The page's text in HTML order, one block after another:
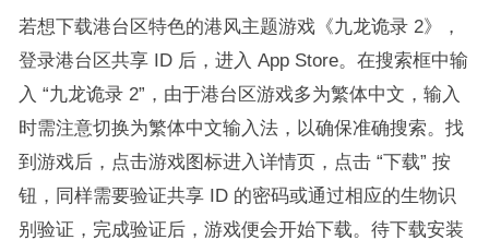
若想下载港台区特色的港风主题游戏《九龙诡录 2》，
登录港台区共享 ID 后，进入 App Store。在搜索框中输
入 “九龙诡录 2”，由于港台区游戏多为繁体中文，输入
时需注意切换为繁体中文输入法，以确保准确搜索。找
到游戏后，点击游戏图标进入详情页，点击 “下载” 按
钮，同样需要验证共享 ID 的密码或通过相应的生物识
别验证，完成验证后，游戏便会开始下载。待下载安装